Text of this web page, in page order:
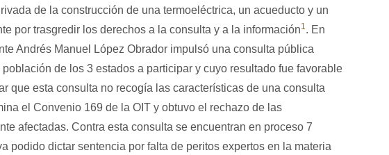
de la construcción de una termoeléctrica, un acueducto y un
por trasgredir los derechos a la consulta y a la información1. En
Andrés Manuel López Obrador impulsó una consulta pública
de los 3 estados a participar y cuyo resultado fue favorable
que esta consulta no recogía las características de una consulta
el Convenio 169 de la OIT y obtuvo el rechazo de las
afectadas. Contra esta consulta se encuentran en proceso 7
podido dictar sentencia por falta de peritos expertos en la materia